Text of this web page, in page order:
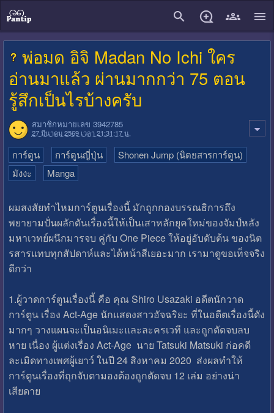
พ่อมด อิจิ Madan No Ichi ใคร
อ่านมาแล้ว ผ่านมากกว่า 75 ตอน
รู้สึกเป็นไรบ้างครับ
สมาชิกหมายเลข 3942785
27 มีนาคม 2569 เวลา 21:31:17 น.
การ์ตูน การ์ตูนญี่ปุ่น
Shonen Jump (นิตยสารการ์ตูน)
มังงะ
Manga
ผมสงสัยทำไหมการ์ตูนเรื่องนี้ มักถูกกองบรรณธิการถึง
พยายามปั่นผลักดันเรื่องนี้ให้เป็นเสาหลักยุคใหม่ของจัมป์หลัง
มหาเวทย์ผนึกมารจบ คู่กับ One Piece ให้อยู่อับดับต้น ของนิต
รสารแทบทุกสัปดาห์และได้หน้าสีเยอะมาก เรามาดูขอเท็จจริง
ดีกว่า
1.ผู้วาดการ์ตูนเรื่องนี้ คือ คุณ Shiro Usazaki อดีตนักวาด
การ์ตูน เรื่อง Act-Age นักแสดงสาวอัจฉริยะ ที่ในอดีตเรื่องนี้ดัง
มากๆ วางแผนจะเป็นอนิเมะและละครเวที และถูกตัดจบลบ
หาย เนื่อง ผู้แต่งเรื่อง Act-Age นาย Tatsuki Matsuki ก่อคดี
ละเมิดทางเพศผู้เยาว์ ในปี 24 สิงหาคม 2020 ส่งผลทำให้
การ์ตูนเรื่องที่ถุกจับตามองต้องถูกตัดจบ 12 เล่ม อย่างน่า
เสียดาย
close